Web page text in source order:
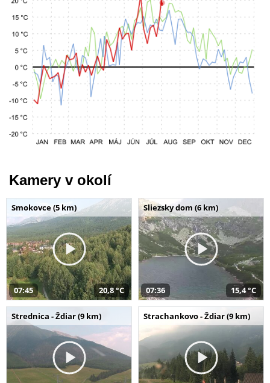
Kamery v okolí
Smokovce (5 km)
07:45 20,8 °C
Sliezsky dom (6 km)
07:36 15,4 °C
Strednica - Ždiar (9 km) Strachankovo - Ždiar (9 km)